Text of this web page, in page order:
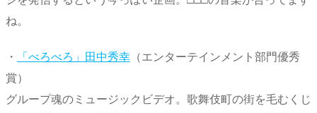
ね。
・ 「べろべろ」田中秀幸 （エンターテインメント部門優秀
賞）
グループ魂のミュージックビデオ。歌舞伎町の街を毛むくじ